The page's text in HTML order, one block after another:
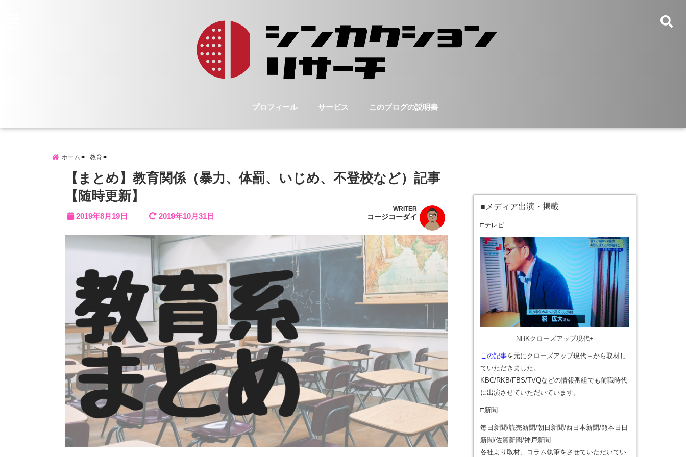
プロフィール サービス このブログの説明書
ホーム 教育
【まとめ】教育関係（暴力、体罰、いじめ、不登校など）記事
【随時更新】
2019年8月19日 2019年10月31日
WRITER
コージコーダイ
■メディア出演・掲載
□テレビ
NHKクローズアップ現代+
この記事を元にクローズアップ現代＋から取材し
ていただきました。
KBC/RKB/FBS/TVQなどの情報番組でも前職時代
に出演させていただいています。
□新聞
毎日新聞/読売新聞/朝日新聞/西日本新聞/熊本日日
新聞/佐賀新聞/神戸新聞
各社より取材、コラム執筆をさせていただいてい